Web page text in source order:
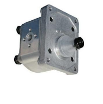
HONDA ecc